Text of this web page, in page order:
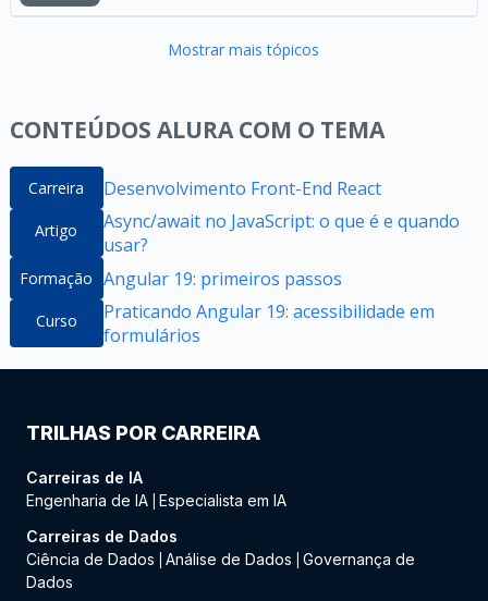
Mostrar mais tópicos
CONTEÚDOS ALURA COM O TEMA
Carreira Desenvolvimento Front-End React
Artigo
Async/await no JavaScript: o que é e quando
usar?
Formação Angular 19: primeiros passos
Curso
Praticando Angular 19: acessibilidade em
formulários
TRILHAS POR CARREIRA
Carreiras de IA
Engenharia de IA Especialista em IA
Carreiras de Dados
Ciência de Dados
Análise de Dados
Governança de
Dados